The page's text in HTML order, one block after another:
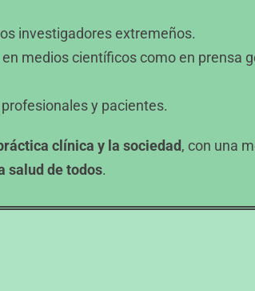
investigadores extremeños.
medios científicos como en prensa
y pacientes.
clínica y la sociedad, con una
salud de todos.